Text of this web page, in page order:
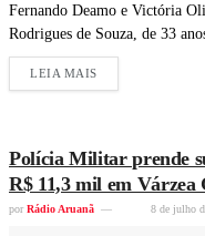
Fernando Deamo e Victória
Rodrigues de Souza, de 33
LEIA MAIS
Polícia Militar prende
R$ 11,3 mil em Várzea
por Rádio Aruanã 8 de julho